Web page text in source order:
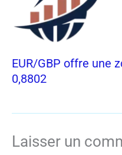
EUR/GBP offre une
0,8802
Laisser un